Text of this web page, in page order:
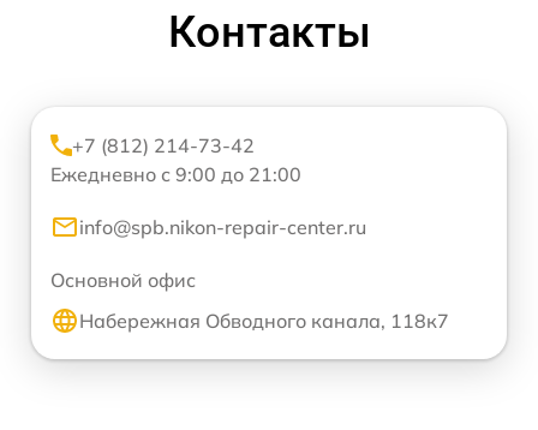
Контакты
+7 (812) 214-73-42
Ежедневно с 9:00 до 21:00
info@spb.nikon-repair-center.ru
Основной офис
Набережная Обводного канала, 118к7